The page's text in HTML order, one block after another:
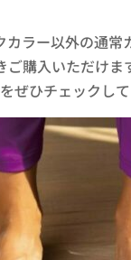
ラー以外の通常
ご購入いただけま
ぜひチェックし